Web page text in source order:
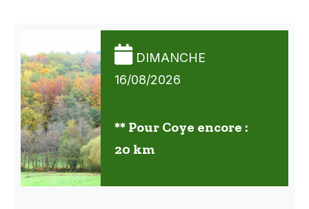
DIMANCHE
16/08/2026
** Pour Coye encore :
20 km